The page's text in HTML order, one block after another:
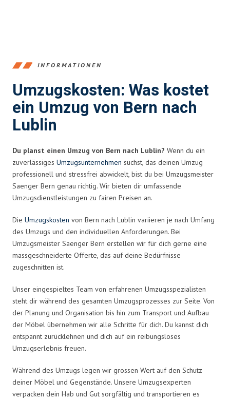
INFORMATIONEN
Umzugskosten: Was kostet
ein Umzug von Bern nach
Lublin
Du planst einen Umzug von Bern nach Lublin? Wenn du ein
zuverlässiges Umzugsunternehmen suchst, das deinen Umzug
professionell und stressfrei abwickelt, bist du bei Umzugsmeister
Saenger Bern genau richtig. Wir bieten dir umfassende
Umzugsdienstleistungen zu fairen Preisen an.
Die Umzugskosten von Bern nach Lublin variieren je nach Umfang
des Umzugs und den individuellen Anforderungen. Bei
Umzugsmeister Saenger Bern erstellen wir für dich gerne eine
massgeschneiderte Offerte, das auf deine Bedürfnisse
zugeschnitten ist.
Unser eingespieltes Team von erfahrenen Umzugsspezialisten
steht dir während des gesamten Umzugsprozesses zur Seite. Von
der Planung und Organisation bis hin zum Transport und Aufbau
der Möbel übernehmen wir alle Schritte für dich. Du kannst dich
entspannt zurücklehnen und dich auf ein reibungsloses
Umzugserlebnis freuen.
Während des Umzugs legen wir grossen Wert auf den Schutz
deiner Möbel und Gegenstände. Unsere Umzugsexperten
verpacken dein Hab und Gut sorgfältig und transportieren es